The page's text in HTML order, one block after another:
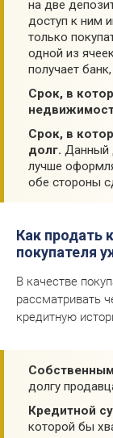
на две
доступ к ним
только
одной из
получает
Срок, в
Срок, в
долг. Данный
лучше
обе стороны
Как продать
покупателя
В качестве
рассматривать
кредитную
долгу
Кредитной
которой бы